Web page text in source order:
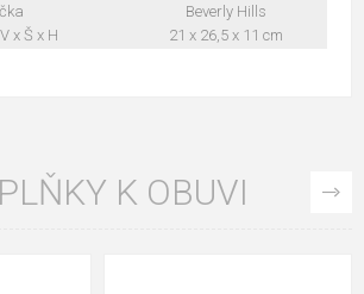
Beverly Hills
x Š x H
21 x 26,5 x 11 cm
K OBUVI